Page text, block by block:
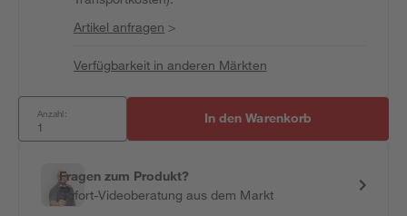
Artikel anfragen >
Verfügbarkeit in anderen Märkten
Anzahl: In den Warenkorb
Fragen zum Produkt?
Sofort-Videoberatung aus dem Markt